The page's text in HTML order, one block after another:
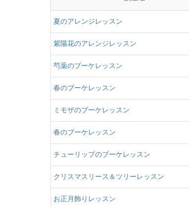
夏のアレンジレッスン
紫陽花のアレンジレッスン
芍薬のブーケレッスン
春のブーケレッスン
ミモザのブーケレッスン
春のブーケレッスン
チューリップのブーケレッスン
クリスマスリース＆ツリーレッスン
お正月飾りレッスン